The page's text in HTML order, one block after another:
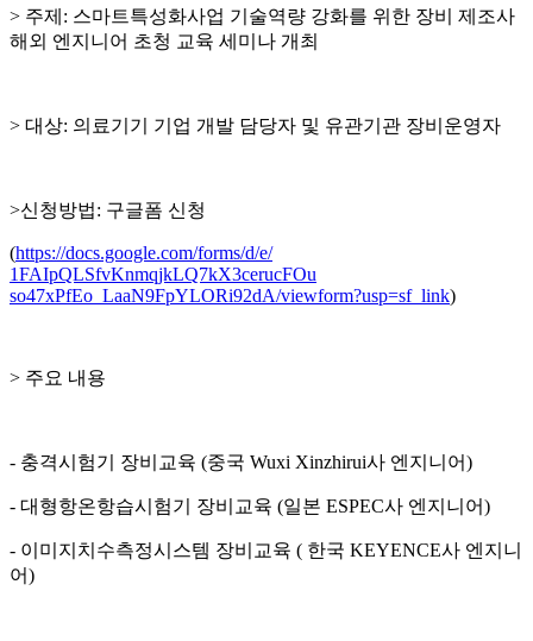
> 주제: 스마트특성화사업 기술역량 강화를 위한 장비 제조사
해외 엔지니어 초청 교육 세미나 개최
> 대상: 의료기기 기업 개발 담당자 및 유관기관 장비운영자
>신청방법: 구글폼 신청
(https://docs.google.com/forms/d/e/
1FAIpQLSfvKnmqjkLQ7kX3cerucFOu
so47xPfEo_LaaN9FpYLORi92dA/viewform?usp=sf_link)
> 주요 내용
- 충격시험기 장비교육 (중국 Wuxi Xinzhirui사 엔지니어)
- 대형항온항습시험기 장비교육 (일본 ESPEC사 엔지니어)
- 이미지치수측정시스템 장비교육 ( 한국 KEYENCE사 엔지니
어)